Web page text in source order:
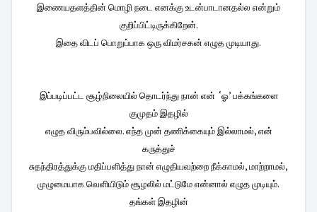
இணையதளத்தின் மொழி நடை எனக்கு உடன்பாடானதல்ல என்றும்
குறிப்பிட்டிருக்கிறேன்.
இதை விடப் பொறுப்பாக ஒரு விமர்சகன் எழுத முடியாது.
இப்படிப்பட்ட சூழ்நிலையில் தொடர்ந்து நான் என் ‘ஓ’ பக்கங்களை
குமுதம் இதழில்
எழுத விரும்பவில்லை. எந்த முன் தணிக்கையும் இல்லாமல், என்
கருத்துச்
சுதந்திரத்துக்கு மதிப்பளித்து நான் எழுதியவற்றை நீக்காமல், மாற்றாமல்,
முழுமையாக வெளியிடும் சூழலில் மட்டுமே என்னால் எழுத முடியும்.
தங்கள் இதழின்